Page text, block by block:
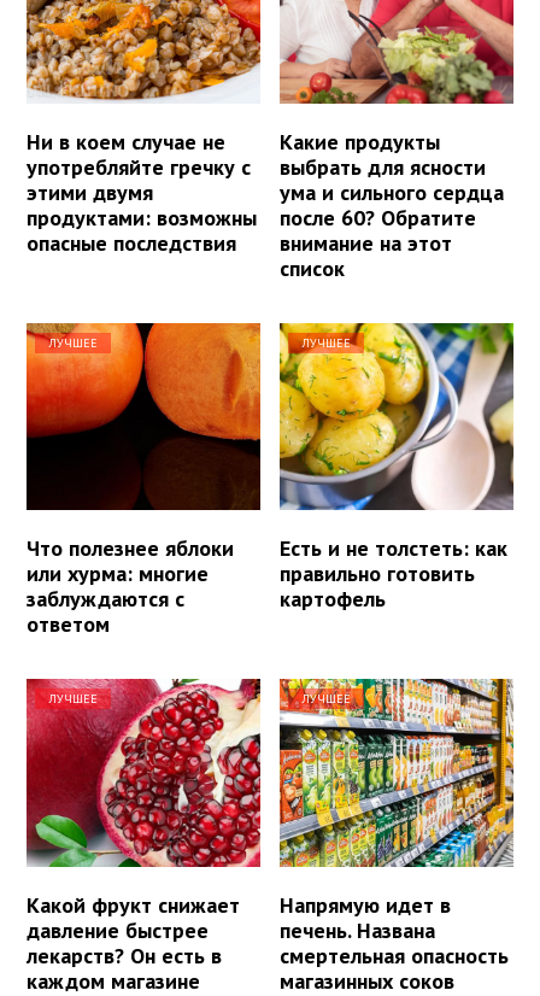
Ни в коем случае не
употребляйте гречку с
этими двумя
продуктами: возможны
опасные последствия
Какие продукты
выбрать для ясности
ума и сильного сердца
после 60? Обратите
внимание на этот
список
ЛУЧШЕЕ
Что полезнее яблоки
или хурма: многие
заблуждаются с
ответом
ЛУЧШЕЕ
Есть и не толстеть: как
правильно готовить
картофель
ЛУЧШЕЕ
Какой фрукт снижает
давление быстрее
лекарств? Он есть в
каждом магазине
ЛУЧШЕЕ
Напрямую идет в
печень. Названа
смертельная опасность
магазинных соков